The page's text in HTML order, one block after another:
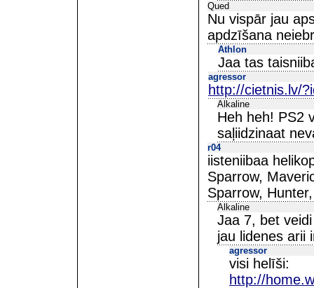
Qued
Nu vispār jau
apdzīšana
Athlon
Jaa tas
agressor
http://cietnis.lv/
Alkaline
Heh heh! PS2
saļiidzinaat
r04
iisteniibaa
Sparrow,
Sparrow,
Alkaline
Jaa 7, bet
jau lidenes arii
agressor
visi helīši:
http://